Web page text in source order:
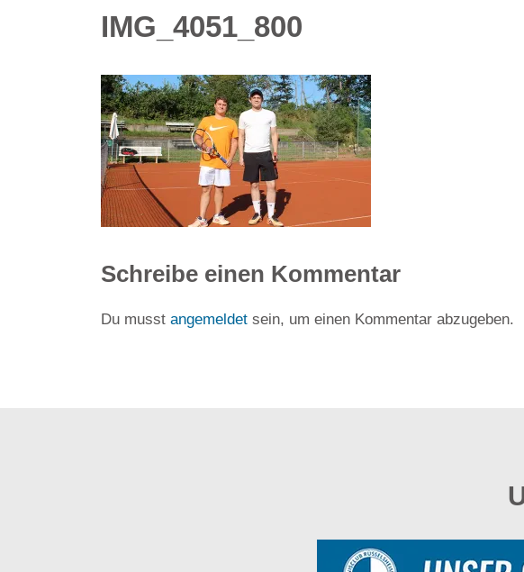
IMG_4051_800
Schreibe einen Kommentar
Du musst angemeldet sein, um einen Kommentar abzugeben.